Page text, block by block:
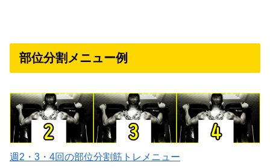
部位分割メニュー例
週2・3・4回の部位分割筋トレメニュー